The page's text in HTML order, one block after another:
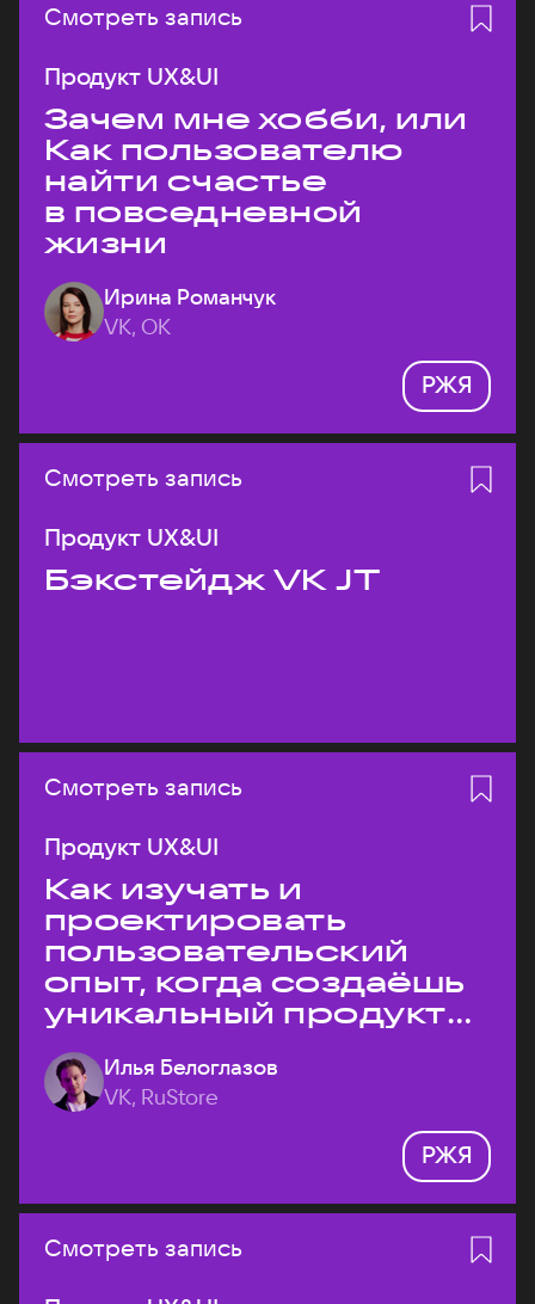
Смотреть запись
Продукт UX&UI
Зачем мне хобби, или
Как пользователю
найти счастье
в повседневной
жизни
Ирина Романчук
VK, ОК
РЖЯ
Смотреть запись
Продукт UX&UI
Бэкстейдж VK JT
Смотреть запись
Продукт UX&UI
Как изучать и
проектировать
пользовательский
опыт, когда создаёшь
уникальный продукт
на рынке?
Илья Белоглазов
VK, RuStore
РЖЯ
Смотреть запись